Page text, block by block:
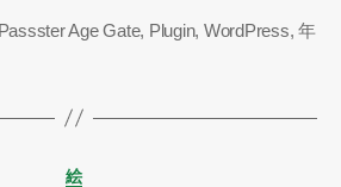
Passster Age Gate, Plugin, WordPress,年
カ
絵